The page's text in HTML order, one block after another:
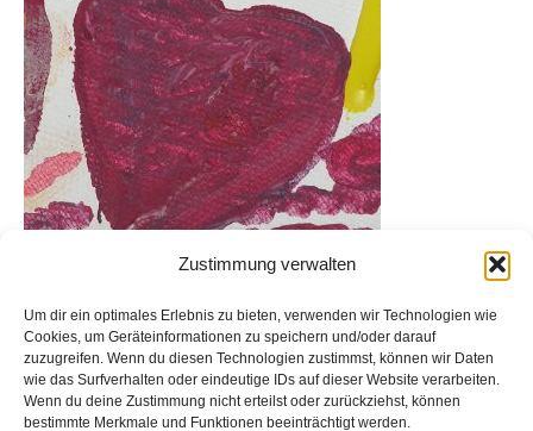
Zustimmung verwalten
Um dir ein optimales Erlebnis zu bieten, verwenden wir Technologien wie
Cookies, um Geräteinformationen zu speichern und/oder darauf
zuzugreifen. Wenn du diesen Technologien zustimmst, können wir Daten
wie das Surfverhalten oder eindeutige IDs auf dieser Website verarbeiten.
Wenn du deine Zustimmung nicht erteilst oder zurückziehst, können
bestimmte Merkmale und Funktionen beeinträchtigt werden.
Archiv
A